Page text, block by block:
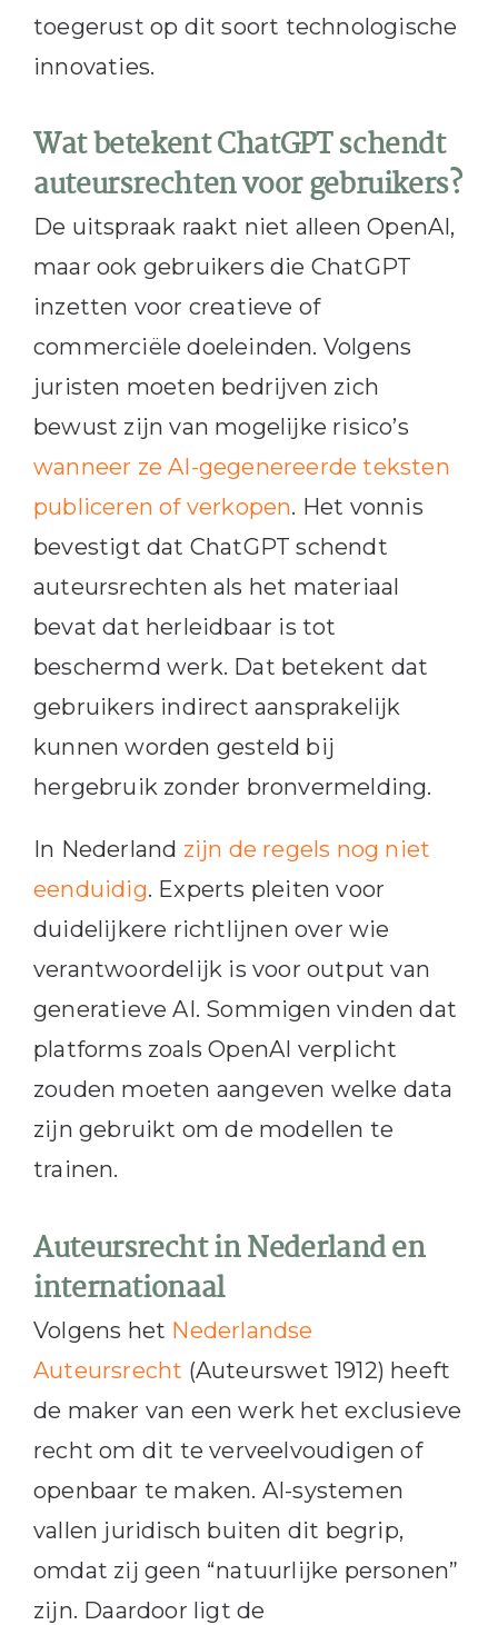
toegerust op dit soort technologische
innovaties.
Wat betekent ChatGPT schendt
auteursrechten voor gebruikers?
De uitspraak raakt niet alleen OpenAI,
maar ook gebruikers die ChatGPT
inzetten voor creatieve of
commerciële doeleinden. Volgens
juristen moeten bedrijven zich
bewust zijn van mogelijke risico’s
wanneer ze AI-gegenereerde teksten
publiceren of verkopen. Het vonnis
bevestigt dat ChatGPT schendt
auteursrechten als het materiaal
bevat dat herleidbaar is tot
beschermd werk. Dat betekent dat
gebruikers indirect aansprakelijk
kunnen worden gesteld bij
hergebruik zonder bronvermelding.
In Nederland zijn de regels nog niet
eenduidig. Experts pleiten voor
duidelijkere richtlijnen over wie
verantwoordelijk is voor output van
generatieve AI. Sommigen vinden dat
platforms zoals OpenAI verplicht
zouden moeten aangeven welke data
zijn gebruikt om de modellen te
trainen.
Auteursrecht in Nederland en
internationaal
Volgens het Nederlandse
Auteursrecht (Auteurswet 1912) heeft
de maker van een werk het exclusieve
recht om dit te verveelvoudigen of
openbaar te maken. AI-systemen
vallen juridisch buiten dit begrip,
omdat zij geen “natuurlijke personen”
zijn. Daardoor ligt de